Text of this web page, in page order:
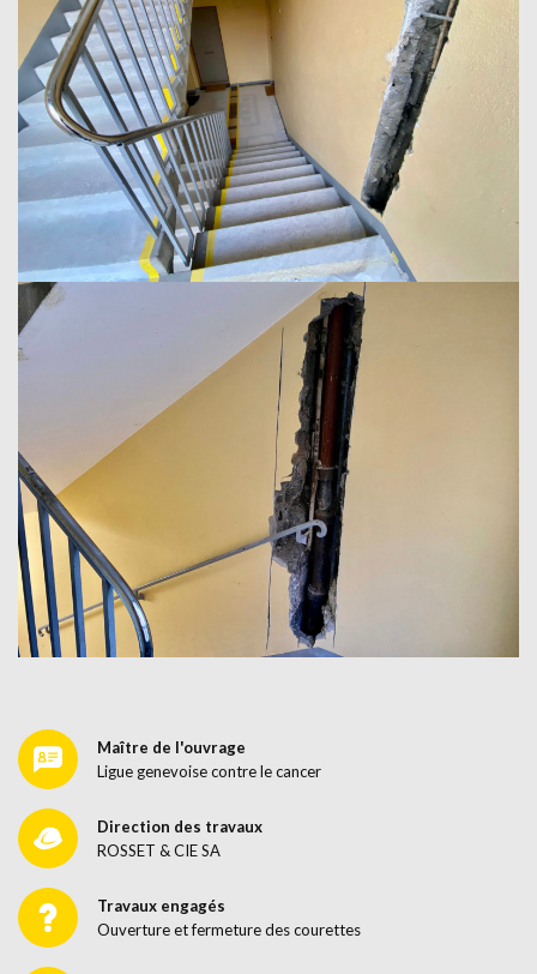
Maître de l'ouvrage
Ligue genevoise contre le cancer
Direction des travaux
ROSSET & CIE SA
Travaux engagés
Ouverture et fermeture des courettes